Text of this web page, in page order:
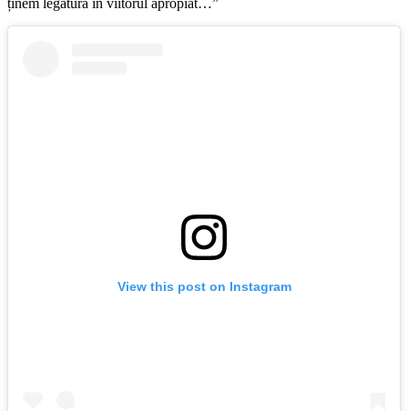
View this post on Instagram